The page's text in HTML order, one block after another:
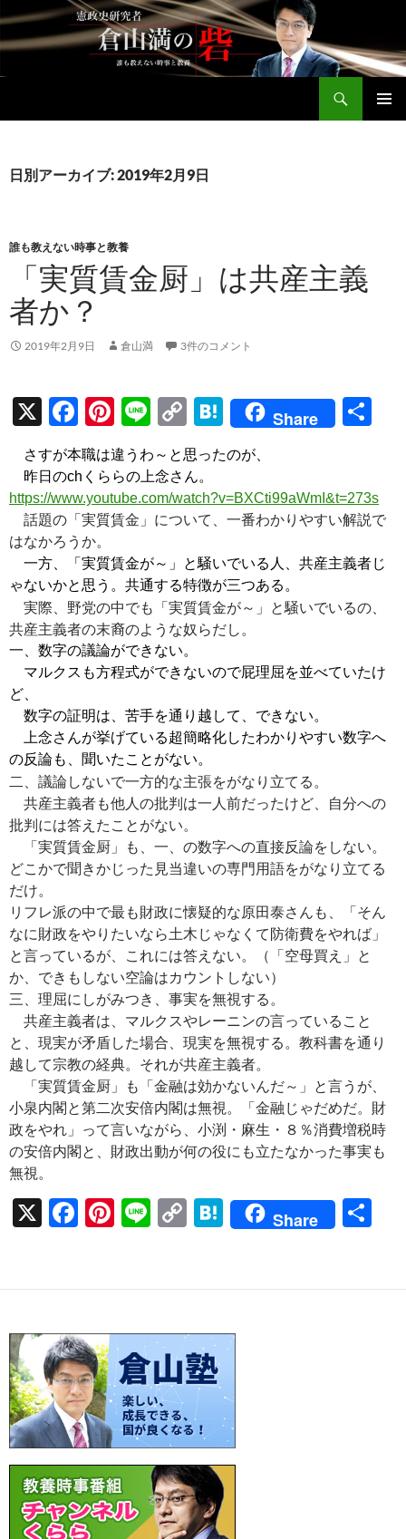
テ
ン
へ
ッ
日別アーカイブ: 2019年2月9日
誰も教えない時事と教養
「実質賃金厨」は共産主義
者か？
2019年2月9日 倉山満 3件のコメント
X
F
ac
e
b
o
o
k
Pi
nt
er
es
t
Li
e
C
o
p
y
Li
n
k
H
at
e
n
a
Share
さすが本職は違うわ～と思ったのが、
昨日のchくららの上念さん。
https://www.youtube.com/watch?v=BXCti99aWmI&t=273s
話題の「実質賃金」について、一番わかりやすい解説で
はなかろうか。
一方、「実質賃金が～」と騒いでいる人、共産主義者じ
ゃないかと思う。共通する特徴が三つある。
実際、野党の中でも「実質賃金が～」と騒いでいるの、
共産主義者の末裔のような奴らだし。
一、数字の議論ができない。
マルクスも方程式ができないので屁理屈を並べていたけ
ど、
数字の証明は、苦手を通り越して、できない。
上念さんが挙げている超簡略化したわかりやすい数字へ
の反論も、聞いたことがない。
二、議論しないで一方的な主張をがなり立てる。
共産主義者も他人の批判は一人前だったけど、自分への
批判には答えたことがない。
「実質賃金厨」も、一、の数字への直接反論をしない。
どこかで聞きかじった見当違いの専門用語をがなり立てる
だけ。
リフレ派の中で最も財政に懐疑的な原田泰さんも、「そん
なに財政をやりたいなら土木じゃなくて防衛費をやれば」
と言っているが、これには答えない。（「空母買え」と
か、できもしない空論はカウントしない）
三、理屈にしがみつき、事実を無視する。
共産主義者は、マルクスやレーニンの言っていること
と、現実が矛盾した場合、現実を無視する。教科書を通り
越して宗教の経典。それが共産主義者。
「実質賃金厨」も「金融は効かないんだ～」と言うが、
小泉内閣と第二次安倍内閣は無視。「金融じゃだめだ。財
政をやれ」って言いながら、小渕・麻生・８％消費増税時
の安倍内閣と、財政出動が何の役にも立たなかった事実も
無視。
X
F
b
o
o
k
Pi
es
t
Li
C
y
Li
n
k
H
n
a
Share